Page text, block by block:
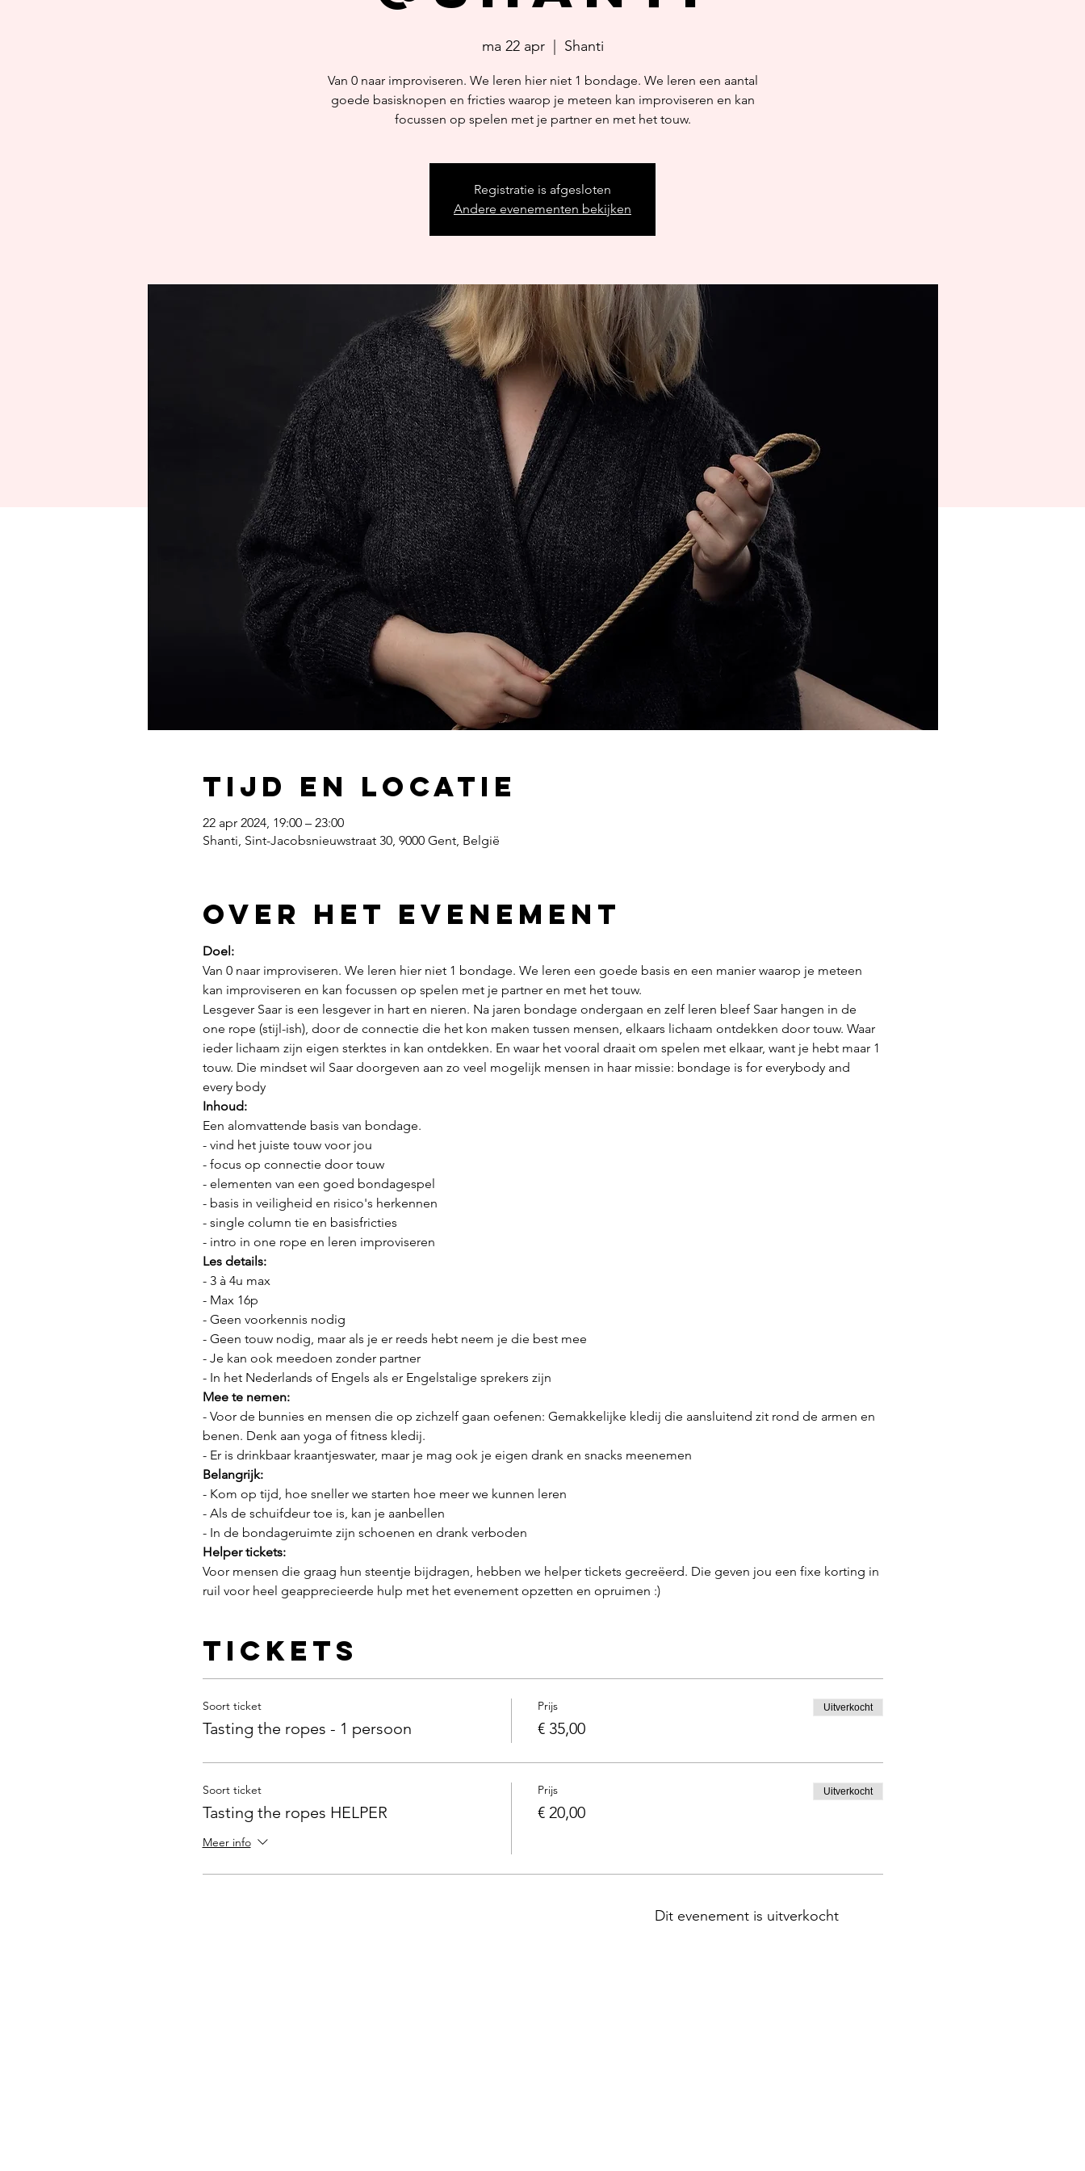
ma 22 apr
  |
Shanti
Van 0 naar improviseren. We leren hier niet 1 bondage. We leren een aantal
goede basisknopen en fricties waarop je meteen kan improviseren en kan
focussen op spelen met je partner en met het touw.
Registratie is afgesloten
Andere evenementen bekijken
Tijd en locatie
22 apr 2024, 19:00 – 23:00
Shanti, Sint-Jacobsnieuwstraat 30, 9000 Gent, België
Over het evenement
Doel:
Van 0 naar improviseren. We leren hier niet 1 bondage. We leren een goede basis en een manier waarop je meteen
kan improviseren en kan focussen op spelen met je partner en met het touw.
Lesgever Saar is een lesgever in hart en nieren. Na jaren bondage ondergaan en zelf leren bleef Saar hangen in de
one rope (stijl-ish), door de connectie die het kon maken tussen mensen, elkaars lichaam ontdekken door touw. Waar
ieder lichaam zijn eigen sterktes in kan ontdekken. En waar het vooral draait om spelen met elkaar, want je hebt maar 1
touw. Die mindset wil Saar doorgeven aan zo veel mogelijk mensen in haar missie: bondage is for everybody and
every body
Inhoud:
Een alomvattende basis van bondage.
- vind het juiste touw voor jou
- focus op connectie door touw
- elementen van een goed bondagespel
- basis in veiligheid en risico's herkennen
- single column tie en basisfricties
- intro in one rope en leren improviseren
Les details:
- 3 à 4u max
- Max 16p
- Geen voorkennis nodig
- Geen touw nodig, maar als je er reeds hebt neem je die best mee
- Je kan ook meedoen zonder partner
- In het Nederlands of Engels als er Engelstalige sprekers zijn
Mee te nemen:
- Voor de bunnies en mensen die op zichzelf gaan oefenen: Gemakkelijke kledij die aansluitend zit rond de armen en
benen. Denk aan yoga of fitness kledij.
- Er is drinkbaar kraantjeswater, maar je mag ook je eigen drank en snacks meenemen
Belangrijk:
- Kom op tijd, hoe sneller we starten hoe meer we kunnen leren
- Als de schuifdeur toe is, kan je aanbellen
- In de bondageruimte zijn schoenen en drank verboden
Helper tickets:
Voor mensen die graag hun steentje bijdragen, hebben we helper tickets gecreëerd. Die geven jou een fixe korting in
ruil voor heel geapprecieerde hulp met het evenement opzetten en opruimen :)
Tickets
Soort ticket
Tasting the ropes - 1 persoon
Prijs
€ 35,00
Uitverkocht
Soort ticket
Tasting the ropes HELPER
Meer info
Prijs
€ 20,00
Uitverkocht
Dit evenement is uitverkocht